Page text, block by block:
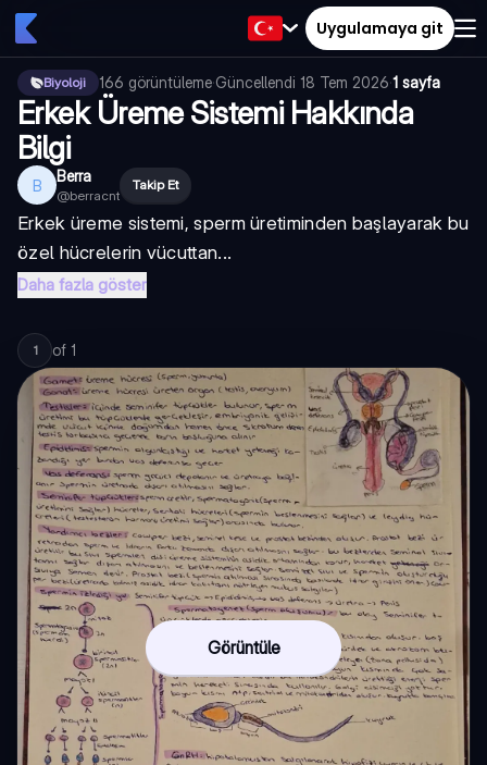
Uygulamaya git
Biyoloji 166 görüntüleme·Güncellendi 18 Tem 2026·1 sayfa
Erkek Üreme Sistemi Hakkında
Bilgi
B Berra
@berracnt
Takip Et
Erkek üreme sistemi, sperm üretiminden başlayarak bu
özel hücrelerin vücuttan...
Daha fazla göster
1 of 1
Görüntüle